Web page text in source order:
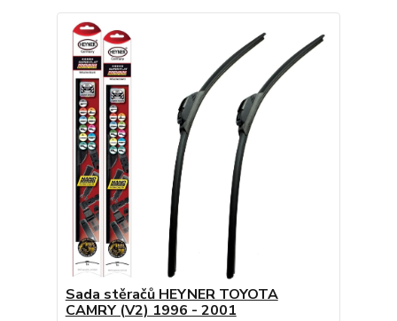
Sada stěračů HEYNER TOYOTA
CAMRY (V2) 1996 - 2001